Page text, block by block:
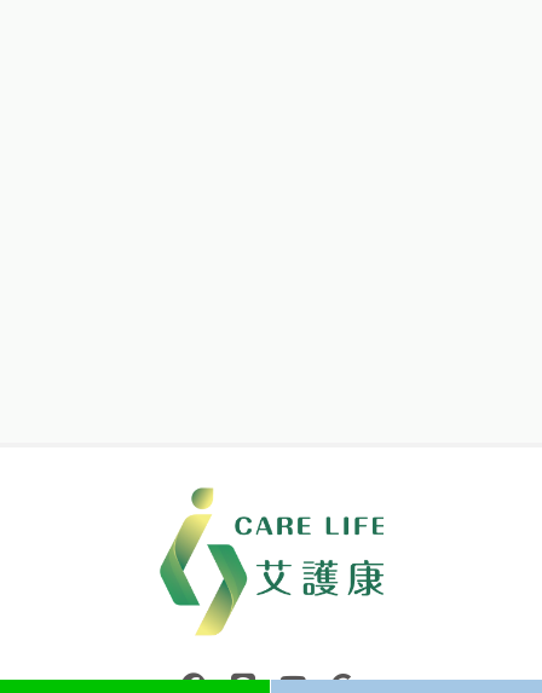
中壢醫療器材｜醫療器材補助｜出院醫療器材｜平鎮醫療器材｜艾
連結到facebook(另開視窗)
連結到Line(另開視窗)
連結到Youtube(另開視窗)